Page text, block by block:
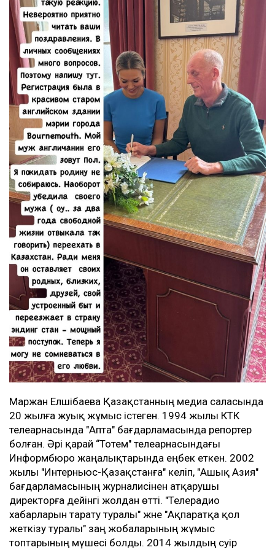
Маржан Елшібаева Қазақстанның медиа саласында
20 жылға жуық жұмыс істеген. 1994 жылы КТК
телеарнасында "Апта" бағдарламасында репортер
болған. Әрі қарай “Тотем" телеарнасындағы
Информбюро жаңалықтарында еңбек еткен. 2002
жылы "Интерньюс-Қазақстанға" келіп, "Ашық Азия"
бағдарламасының журналисінен атқарушы
директорға дейінгі жолдан өтті. "Телерадио
хабарларын тарату туралы" және "Ақпаратқа қол
жеткізу туралы" заң жобаларының жұмыс
топтарының мүшесі болды. 2014 жылдың сәуір